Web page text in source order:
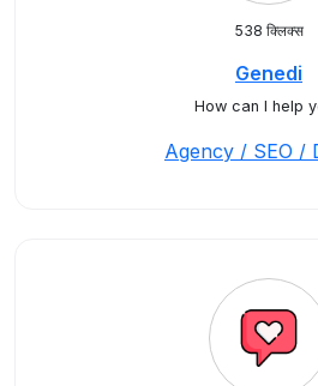
538 क्लिक्स
Genedi
How can I help
Agency / SEO /